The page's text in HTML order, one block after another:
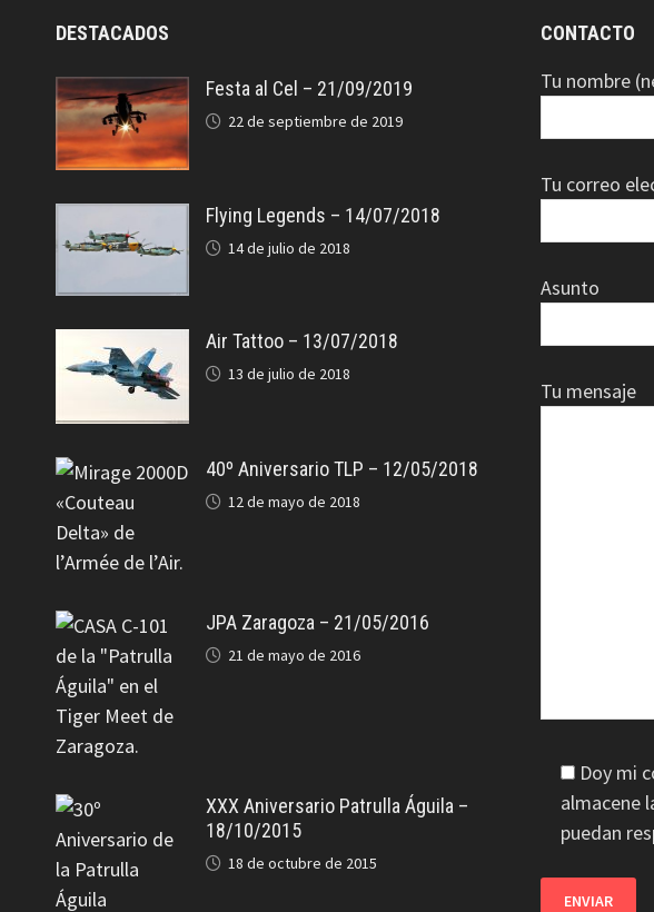
DESTACADOS
Festa al Cel – 21/09/2019
22 de septiembre de 2019
Flying Legends – 14/07/2018
14 de julio de 2018
Air Tattoo – 13/07/2018
13 de julio de 2018
40º Aniversario TLP – 12/05/2018
12 de mayo de 2018
JPA Zaragoza – 21/05/2016
21 de mayo de 2016
XXX Aniversario Patrulla Águila –
18/10/2015
18 de octubre de 2015
CONTACTO
Tu nombre
Tu correo
Asunto
Tu mensaje
Doy mi
almacene
puedan